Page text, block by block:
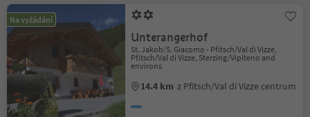
Na vyžádání
Unterangerhof
St. Jakob/S. Giacomo - Pfitsch/Val di Vizze,
Pfitsch/Val di Vizze, Sterzing/Vipiteno and
environs
14.4 km z Pfitsch/Val di Vizze centrum